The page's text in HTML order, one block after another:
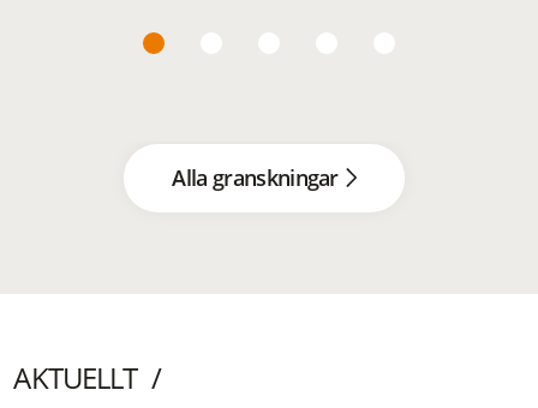
Alla granskningar
AKTUELLT